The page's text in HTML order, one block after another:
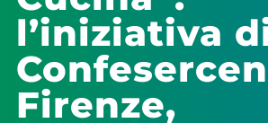
l’iniziativa
Firenze,